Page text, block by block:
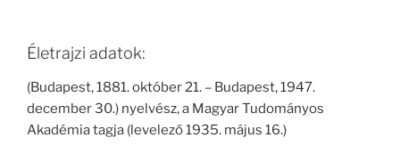
Életrajzi adatok:
(Budapest, 1881. október 21. – Budapest, 1947.
december 30.) nyelvész, a Magyar Tudományos
Akadémia tagja (levelező 1935. május 16.)